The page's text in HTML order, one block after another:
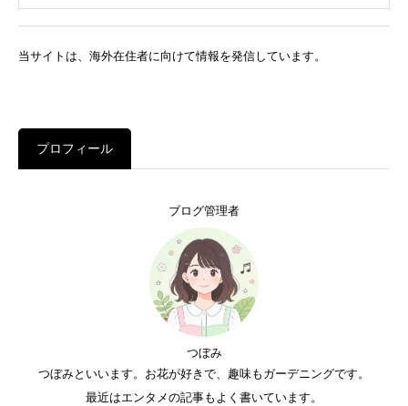
当サイトは、海外在住者に向けて情報を発信しています。
プロフィール
ブログ管理者
つぼみ
つぼみといいます。お花が好きで、趣味もガーデニングです。
最近はエンタメの記事もよく書いています。